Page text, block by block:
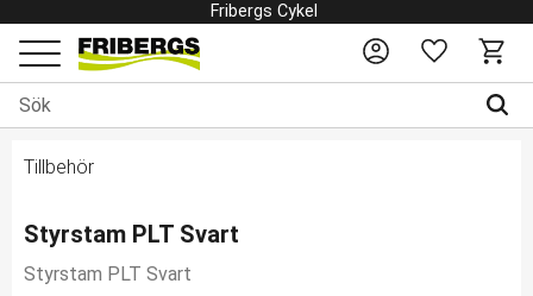
Meny
Fribergs Cykel
Favoriter
Tillbehör
Styrstam PLT Svart
Styrstam PLT Svart